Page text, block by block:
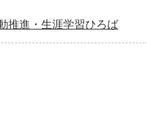
推進・生涯学習ひろば